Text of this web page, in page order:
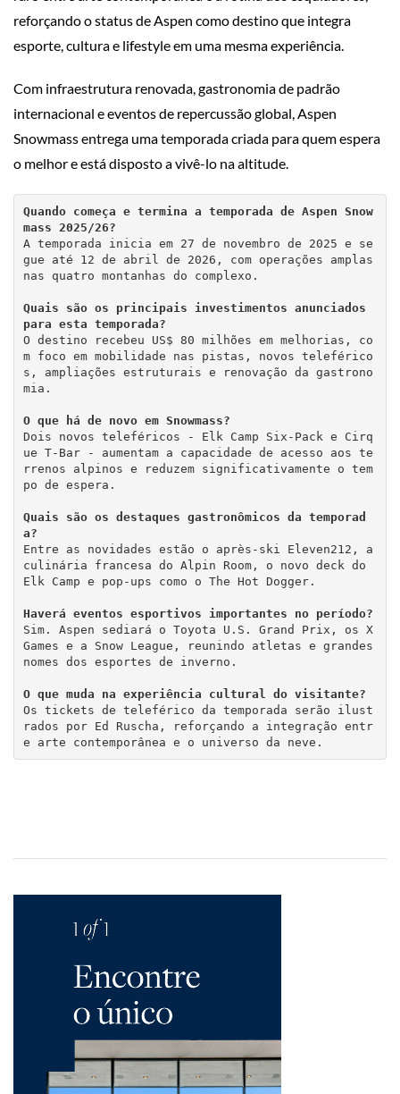
reforçando o status de Aspen como destino que integra
esporte, cultura e lifestyle em uma mesma experiência.
Com infraestrutura renovada, gastronomia de padrão
internacional e eventos de repercussão global, Aspen
Snowmass entrega uma temporada criada para quem espera
o melhor e está disposto a vivê-lo na altitude.
Quando começa e termina a temporada de Aspen Snow
mass 2025/26?
A temporada inicia em 27 de novembro de 2025 e se
gue até 12 de abril de 2026, com operações amplas
nas quatro montanhas do complexo.
Quais são os principais investimentos anunciados
para esta temporada?
O destino recebeu US$ 80 milhões em melhorias, co
m foco em mobilidade nas pistas, novos teleférico
s, ampliações estruturais e renovação da gastrono
mia.
O que há de novo em Snowmass?
Dois novos teleféricos - Elk Camp Six-Pack e Cirq
ue T-Bar - aumentam a capacidade de acesso aos te
rrenos alpinos e reduzem significativamente o tem
po de espera.
Quais são os destaques gastronômicos da temporad
a?
Entre as novidades estão o après-ski Eleven212, a
culinária francesa do Alpin Room, o novo deck do
Elk Camp e pop-ups como o The Hot Dogger.
Haverá eventos esportivos importantes no período?
Sim. Aspen sediará o Toyota U.S. Grand Prix, os X
Games e a Snow League, reunindo atletas e grandes
nomes dos esportes de inverno.
O que muda na experiência cultural do visitante?
Os tickets de teleférico da temporada serão ilust
rados por Ed Ruscha, reforçando a integração entr
e arte contemporânea e o universo da neve.